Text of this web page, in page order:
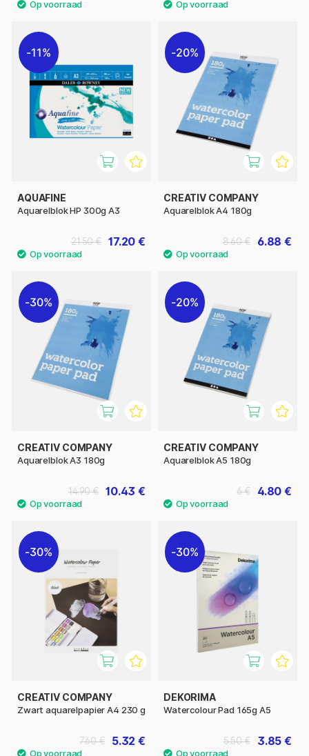
11%
AQUAFINE
Aquarelblok HP 300g A3
17.20 €
21.50 €
20%
CREATIV COMPANY
Aquarelblok A4 180g
6.88 €
8.60 €
30%
CREATIV COMPANY
Aquarelblok A3 180g
10.43 €
14.90 €
20%
CREATIV COMPANY
Aquarelblok A5 180g
4.80 €
6 €
30%
CREATIV COMPANY
Zwart aquarelpapier A4 230 g
5.32 €
7.60 €
30%
DEKORIMA
Watercolour Pad 165g A5
3.85 €
5.50 €